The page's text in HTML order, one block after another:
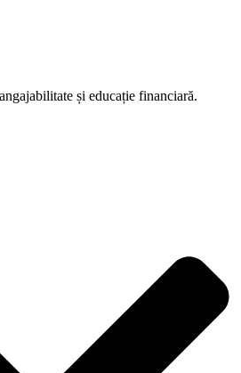
și educație financiară.